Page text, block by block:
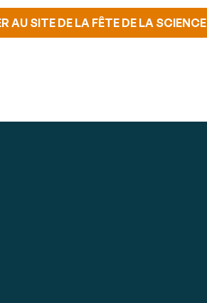
AU SITE DE LA FÊTE DE LA SCIENCE